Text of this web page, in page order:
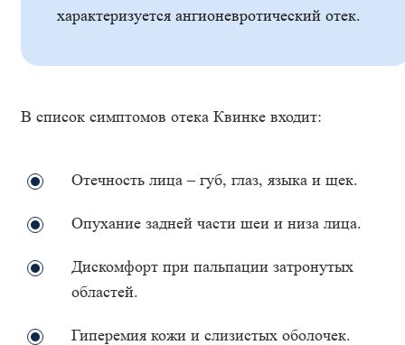
характеризуется ангионевротический отек.
В список симптомов отека Квинке входит:
Отечность лица – губ, глаз, языка и щек.
Опухание задней части шеи и низа лица.
Дискомфорт при пальпации затронутых
областей.
Гиперемия кожи и слизистых оболочек.